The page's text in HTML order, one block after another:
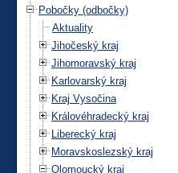
Pobočky (odbočky)
Aktuality
Jihočeský kraj
Jihomoravský kraj
Karlovarský kraj
Kraj Vysočina
Královéhradecký kraj
Liberecký kraj
Moravskoslezský kraj
Olomoucký kraj